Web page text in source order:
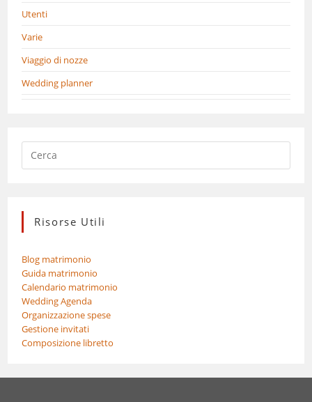
Utenti
Varie
Viaggio di nozze
Wedding planner
Risorse Utili
Blog matrimonio
Guida matrimonio
Calendario matrimonio
Wedding Agenda
Organizzazione spese
Gestione invitati
Composizione libretto